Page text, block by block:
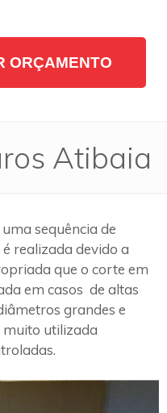
ORÇAMENTO
Atibaia
uma sequência de
realizada devido a
que o corte em
em casos de altas
grandes e
muito utilizada